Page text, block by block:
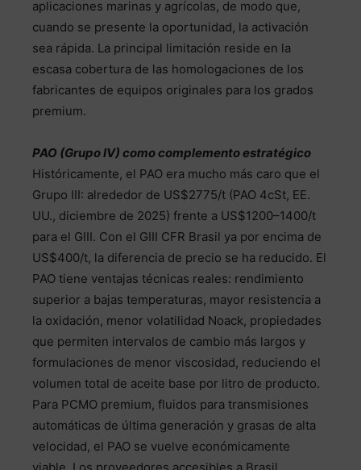
aplicaciones marinas y agrícolas, de modo que,
cuando se presente la oportunidad, la activación
sea rápida. La principal limitación reside en la
escasa cobertura de las homologaciones de los
fabricantes de equipos originales para los grados
premium.
PAO (Grupo IV) como complemento estratégico
Históricamente, el PAO era mucho más caro que el
Grupo III: alrededor de US$2775/t (PAO 4cSt, EE.
UU., diciembre de 2025) frente a US$1200–1400/t
para el GIII. Con el GIII CFR Brasil ya por encima de
US$400/t, la diferencia de precio se ha reducido. El
PAO tiene ventajas técnicas reales: rendimiento
superior a bajas temperaturas, mayor resistencia a
la oxidación, menor volatilidad Noack, propiedades
que permiten intervalos de cambio más largos y
formulaciones de menor viscosidad, reduciendo el
volumen total de aceite base por litro de producto.
Para PCMO premium, fluidos para transmisiones
automáticas de última generación y grasas de alta
velocidad, el PAO se vuelve económicamente